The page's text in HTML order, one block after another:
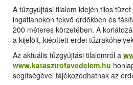
A tűzgyújtási tilalom idején tilos
ingatlanokon fekvő erdőkben és
200 méteres körzetében. A
a kijelölt, kiépített erdei
Az aktuális tűzgyújtási tilalomról a
www.katasztrofavedelem.hu
segítségével tájékozódhatnak az